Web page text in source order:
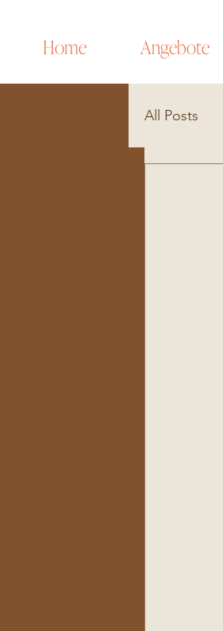
Home Angebote
All Posts